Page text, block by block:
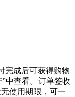
完成后可获得购物
中查看。订单签收
使用期限，可一